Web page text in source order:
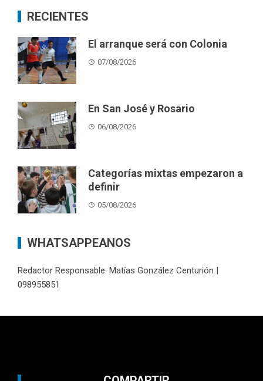
RECIENTES
El arranque será con Colonia
07/08/2026
En San José y Rosario
06/08/2026
Categorías mixtas empezaron a
definir
05/08/2026
WHATSAPPEANOS
Redactor Responsable: Matías González Centurión |
098955851